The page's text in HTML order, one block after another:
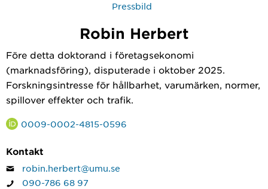
Pressbild
Robin Herbert
Före detta doktorand i företagsekonomi
(marknadsföring), disputerade i oktober 2025.
Forskningsintresse för hållbarhet, varumärken, normer,
spillover effekter och trafik.
0009-0002-4815-0596
Kontakt
robin.herbert@umu.se
090-786 68 97